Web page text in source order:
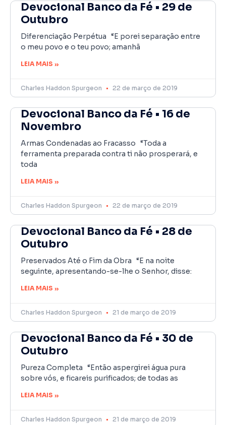
Devocional Banco da Fé • 29 de
Outubro
Diferenciação Perpétua “E porei separação entre
o meu povo e o teu povo; amanhã
LEIA MAIS »
Charles Haddon Spurgeon 22 de março de 2019
Devocional Banco da Fé • 16 de
Novembro
Armas Condenadas ao Fracasso “Toda a
ferramenta preparada contra ti não prosperará, e
toda
LEIA MAIS »
Charles Haddon Spurgeon 22 de março de 2019
Devocional Banco da Fé • 28 de
Outubro
Preservados Até o Fim da Obra “E na noite
seguinte, apresentando-se-lhe o Senhor, disse:
LEIA MAIS »
Charles Haddon Spurgeon 21 de março de 2019
Devocional Banco da Fé • 30 de
Outubro
Pureza Completa “Então aspergirei água pura
sobre vós, e ficareis purificados; de todas as
LEIA MAIS »
Charles Haddon Spurgeon 21 de março de 2019